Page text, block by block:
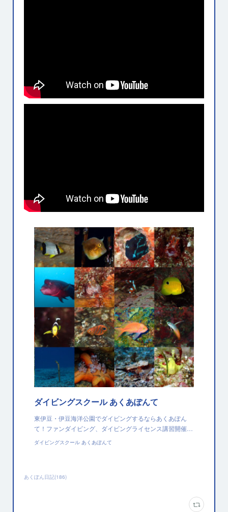
ダイビングスクール あくあぽんて
東伊豆・伊豆海洋公園でダイビングするならあくあぽん
て！ファンダイビング、ダイビングライセンス講習開催…
ダイビングスクール あくあぽんて
あくぽん日記(186)